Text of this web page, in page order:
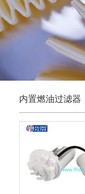
汽油化油器（尼龙/聚丙
内置燃油过滤器
液压油滤芯
油水分离器总成系列
变速箱滤清器系列
曲轴箱通风滤清器
其它滤清器产品
内置燃油过滤器